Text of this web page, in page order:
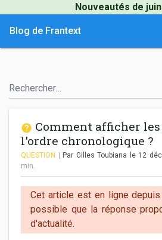
Nouveautés de juin
Blog de Frantext
Comment afficher
l'ordre chronologique ?
QUESTION Par Gilles Toubiana le 12
min.
Cet article est en ligne
possible que la réponse
d'actualité.